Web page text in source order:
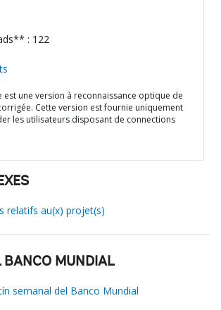
: 122
est une version à reconnaissance optique de
Cette version est fournie uniquement
les utilisateurs disposant de connections
relatifs au(x) projet(s)
BANCO MUNDIAL
semanal del Banco Mundial